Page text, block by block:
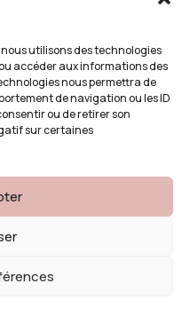
utilisons des technologies
accéder aux informations des
nous permettra de
de navigation ou les ID
ou de retirer son
sur certaines